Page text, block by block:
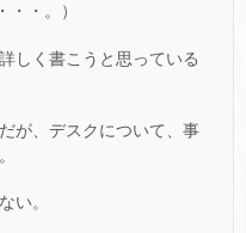
・・。）
しく書こうと思っている
が、デスクについて、事
い。